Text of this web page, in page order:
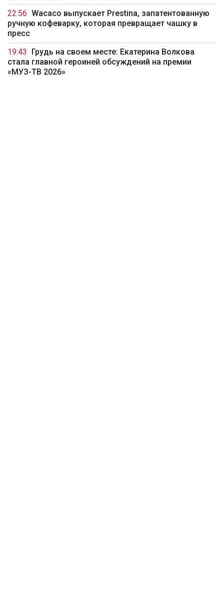
22:56 Wacaco выпускает Prestina, запатентованную
ручную кофеварку, которая превращает чашку в
пресс
19:43
Грудь на своем месте: Екатерина Волкова
стала главной героиней обсуждений на премии
«МУЗ-ТВ 2026»